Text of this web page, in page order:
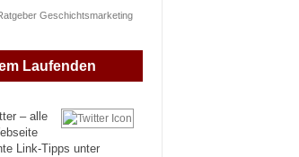
Laufenden
– alle
Link-Tipps unter